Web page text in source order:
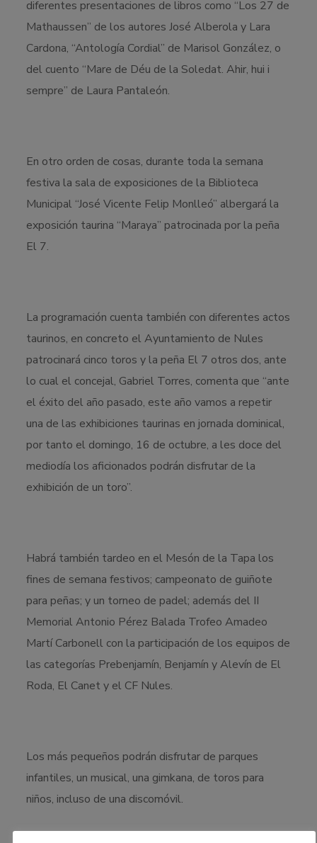
diferentes presentaciones de libros como “Los 27 de
Mathaussen” de los autores José Alberola y Lara
Cardona, “Antología Cordial” de Marisol González, o
del cuento “Mare de Déu de la Soledat. Ahir, hui i
sempre” de Laura Pantaleón.
En otro orden de cosas, durante toda la semana
festiva la sala de exposiciones de la Biblioteca
Municipal “José Vicente Felip Monlleó” albergará la
exposición taurina “Maraya” patrocinada por la peña
El 7.
La programación cuenta también con diferentes actos
taurinos, en concreto el Ayuntamiento de Nules
patrocinará cinco toros y la peña El 7 otros dos, ante
lo cual el concejal, Gabriel Torres, comenta que “ante
el éxito del año pasado, este año vamos a repetir
una de las exhibiciones taurinas en jornada dominical,
por tanto el domingo, 16 de octubre, a les doce del
mediodía los aficionados podrán disfrutar de la
exhibición de un toro”.
Habrá también tardeo en el Mesón de la Tapa los
fines de semana festivos; campeonato de guiñote
para peñas; y un torneo de padel; además del II
Memorial Antonio Pérez Balada Trofeo Amadeo
Martí Carbonell con la participación de los equipos de
las categorías Prebenjamín, Benjamín y Alevín de El
Roda, El Canet y el CF Nules.
Los más pequeños podrán disfrutar de parques
infantiles, un musical, una gimkana, de toros para
niños, incluso de una discomóvil.